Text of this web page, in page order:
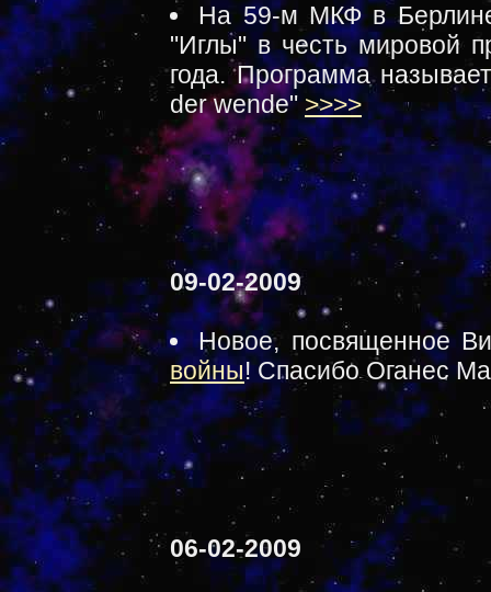
На 59-м МКФ в
"Иглы" в честь мировой
года. Программа
der wende" >>>>
09-02-2009
Новое, посвященное
войны! Спасибо Оганес
06-02-2009